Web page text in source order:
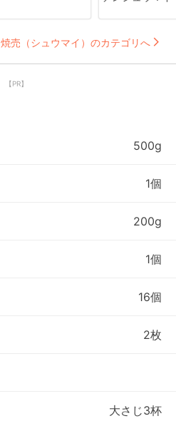
焼売（シュウマイ）のカテゴリへ
【PR】
500g
1個
200g
1個
16個
2枚
大さじ3杯